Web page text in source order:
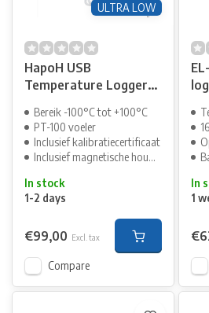
ULTRA LOW
HapoH USB
Temperature Logger
Bereik -100°C tot +100°C
PT-100 voeler
Inclusief kalibratiecertificaat
Inclusief magnetische houder
In stock
1-2 days
€99,00 Excl. tax
Compare
In
1